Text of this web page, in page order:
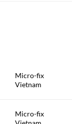
Micro-fix
Vietnam
Micro-fix